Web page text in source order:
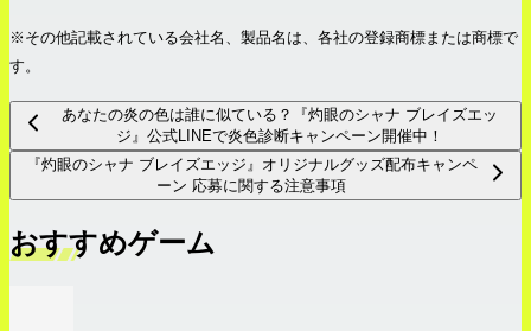
※その他記載されている会社名、製品名は、各社の登録商標または商標で
す。
あなたの炎の色は誰に似ている？『灼眼のシャナ ブレイズエッ
ジ』公式LINEで炎色診断キャンペーン開催中！
『灼眼のシャナ ブレイズエッジ』オリジナルグッズ配布キャンペ
ーン 応募に関する注意事項
おすすめゲーム